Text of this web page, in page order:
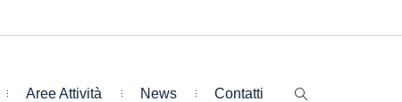
Aree Attività News Contatti